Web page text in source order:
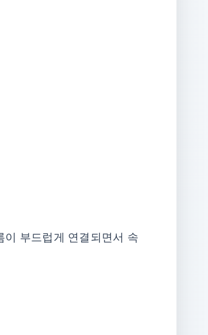
부드럽게 연결되면서 속